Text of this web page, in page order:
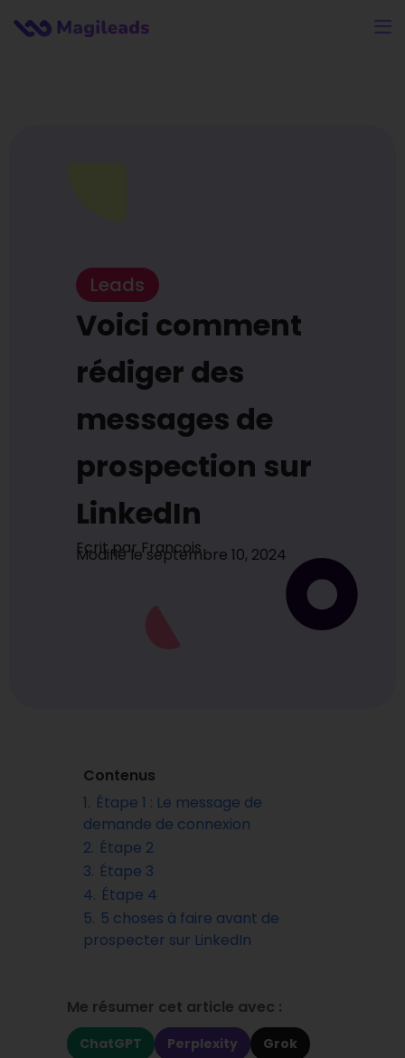
Leads
Voici comment
rédiger des
messages de
prospection sur
LinkedIn
Ecrit parFrancois
Modifié le septembre 10, 2024
Contenus
1. Étape 1 : Le message de
demande de connexion
2. Étape 2
3. Étape 3
4. Étape 4
5. 5 choses à faire avant de
prospecter sur LinkedIn
Me résumer cet article avec :
ChatGPT Perplexity
Grok